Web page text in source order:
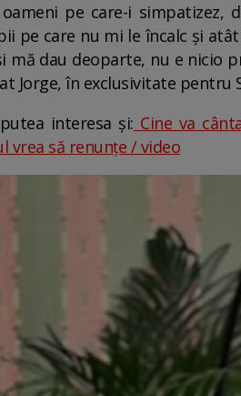
oameni pe care-i
pe care nu mi le încalc și
mă dau deoparte, nu e nicio
Jorge, în exclusivitate pentru
interesa și: Cine va
vrea să renunțe / video